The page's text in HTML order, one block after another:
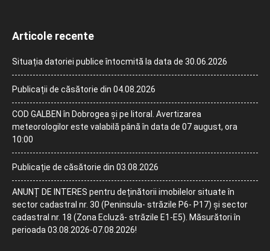
Articole recente
Situația datoriei publice întocmită la data de 30.06.2026
Publicații de căsătorie din 04.08.2026
COD GALBEN în Dobrogea și pe litoral. Avertizarea
meteorologilor este valabilă până în data de 07 august, ora
10:00
Publicație de căsătorie din 03.08.2026
ANUNȚ DE INTERES pentru deținătorii imobilelor situate în
sector cadastral nr. 30 (Peninsula- străzile P6- P17) și sector
cadastral nr. 18 (Zona Ecluză- străzile E1-E5). Măsurători în
perioada 03.08.2026-07.08.2026!